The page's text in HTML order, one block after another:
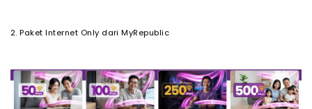
2. Paket Internet Only dari MyRepublic